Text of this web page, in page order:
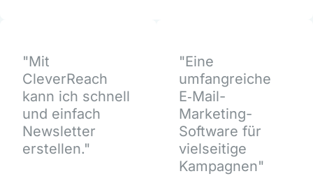
"Mit
CleverReach
kann ich schnell
und einfach
Newsletter
erstellen."
"Eine
umfangreiche
E‑Mail-
Marketing-
Software für
vielseitige
Kampagnen"